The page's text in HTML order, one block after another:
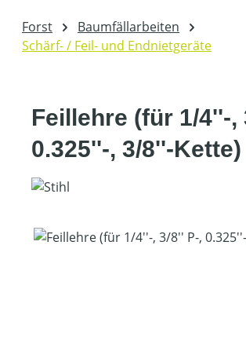
Forst
Baumfällarbeiten
Schärf- / Feil- und Endnietgeräte
Feillehre (für 1/4''-,
0.325''-, 3/8''-Kette)
Bildergalerie überspringen